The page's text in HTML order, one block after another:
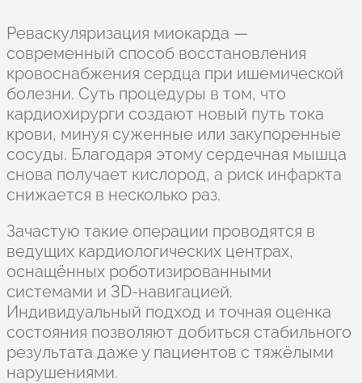
Реваскуляризация миокарда —
современный способ восстановления
кровоснабжения сердца при ишемической
болезни. Суть процедуры в том, что
кардиохирурги создают новый путь тока
крови, минуя суженные или закупоренные
сосуды. Благодаря этому сердечная мышца
снова получает кислород, а риск инфаркта
снижается в несколько раз.
Зачастую такие операции проводятся в
ведущих кардиологических центрах,
оснащённых роботизированными
системами и 3D-навигацией.
Индивидуальный подход и точная оценка
состояния позволяют добиться стабильного
результата даже у пациентов с тяжёлыми
нарушениями.